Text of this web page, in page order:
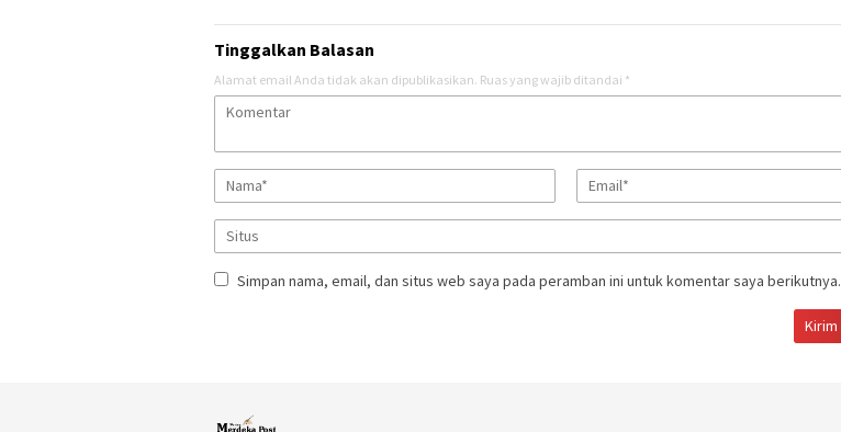
Tinggalkan Balasan
Alamat email Anda tidak akan dipublikasikan. Ruas yang wajib ditandai *
Simpan nama, email, dan situs web saya pada peramban ini untuk komentar saya berikutnya.